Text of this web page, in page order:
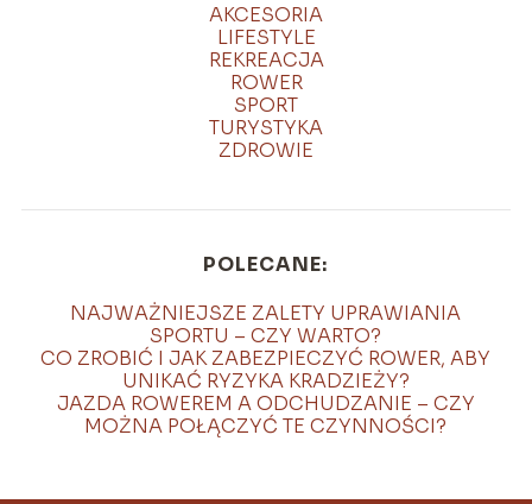
AKCESORIA
LIFESTYLE
REKREACJA
ROWER
SPORT
TURYSTYKA
ZDROWIE
POLECANE:
NAJWAŻNIEJSZE ZALETY UPRAWIANIA
SPORTU – CZY WARTO?
CO ZROBIĆ I JAK ZABEZPIECZYĆ ROWER, ABY
UNIKAĆ RYZYKA KRADZIEŻY?
JAZDA ROWEREM A ODCHUDZANIE – CZY
MOŻNA POŁĄCZYĆ TE CZYNNOŚCI?